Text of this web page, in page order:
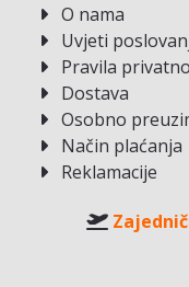
O nama
Uvjeti
Pravila
Dostava
Osobno
Način plaćanja
Reklamacije